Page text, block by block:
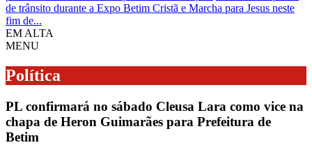
de trânsito durante a Expo Betim Cristã e Marcha para Jesus neste
fim de...
EM ALTA
MENU
Política
PL confirmará no sábado Cleusa Lara como vice na
chapa de Heron Guimarães para Prefeitura de
Betim